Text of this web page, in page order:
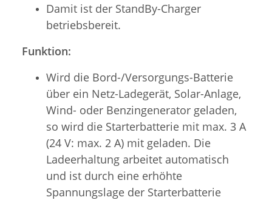
Damit ist der StandBy-Charger
betriebsbereit.
Funktion:
Wird die Bord-/Versorgungs-Batterie
über ein Netz-Ladegerät, Solar-Anlage,
Wind- oder Benzingenerator geladen,
so wird die Starterbatterie mit max. 3 A
(24 V: max. 2 A) mit geladen. Die
Ladeerhaltung arbeitet automatisch
und ist durch eine erhöhte
Spannungslage der Starterbatterie